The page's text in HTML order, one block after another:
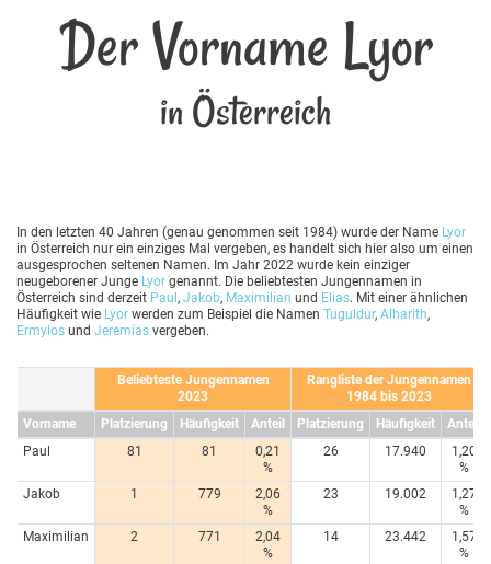
Der Vorname Lyor
in Österreich
In den letzten 40 Jahren (genau genommen seit 1984) wurde der Name Lyor
in Österreich nur ein einziges Mal vergeben, es handelt sich hier also um einen
ausgesprochen seltenen Namen. Im Jahr 2022 wurde kein einziger
neugeborener Junge Lyor genannt. Die beliebtesten Jungennamen in
Österreich sind derzeit Paul, Jakob, Maximilian und Elias. Mit einer ähnlichen
Häufigkeit wie Lyor werden zum Beispiel die Namen Tuguldur, Alharith,
Ermylos und Jeremías vergeben.
Beliebteste Jungennamen
2023
Rangliste der Jungennamen
1984 bis 2023
Vorname
Platzierung Häufigkeit Anteil Platzierung Häufigkeit
Anteil
Paul
81 81
0,21
%
26 17.940
1,20
%
Jakob
1 779
2,06
%
23 19.002
1,27
%
Maximilian
2 771
2,04
%
14 23.442
1,57
%